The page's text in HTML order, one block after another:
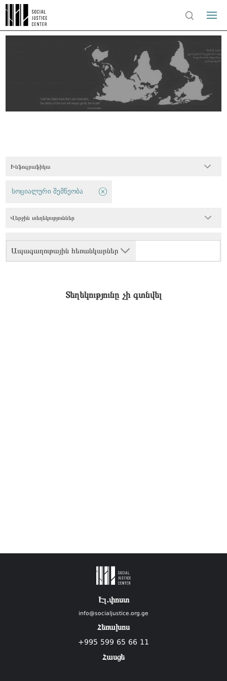
Ինֆոգրաֆիկա
Ապագաղութային հեռանկարներ
სოციალური შემწეობა
Վերջին տեղեկություններ
Տեղեկությունը չի գտնվել
Էլ.փոստ
info@socialjustice.org.ge
Հեռախոս
+995 599 65 66 11
Հասցե